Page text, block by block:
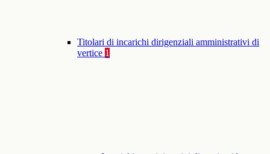
Titolari di incarichi dirigenziali amministrativi di
vertice 1